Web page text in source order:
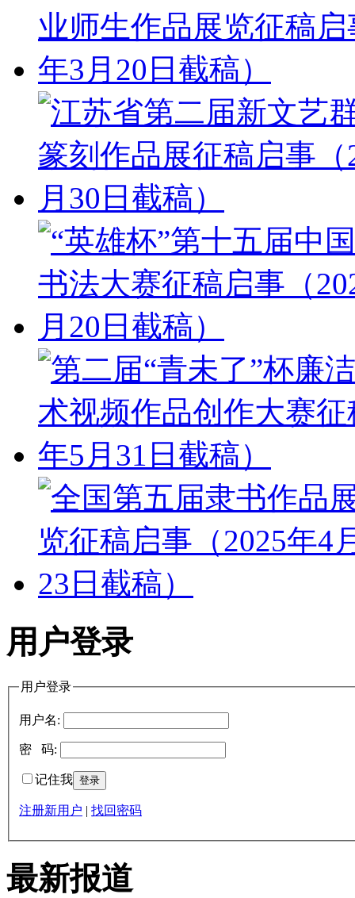
用户登录
用户登录
用户名:
密 码:
记住我
注册新用户 找回密码
最新报道